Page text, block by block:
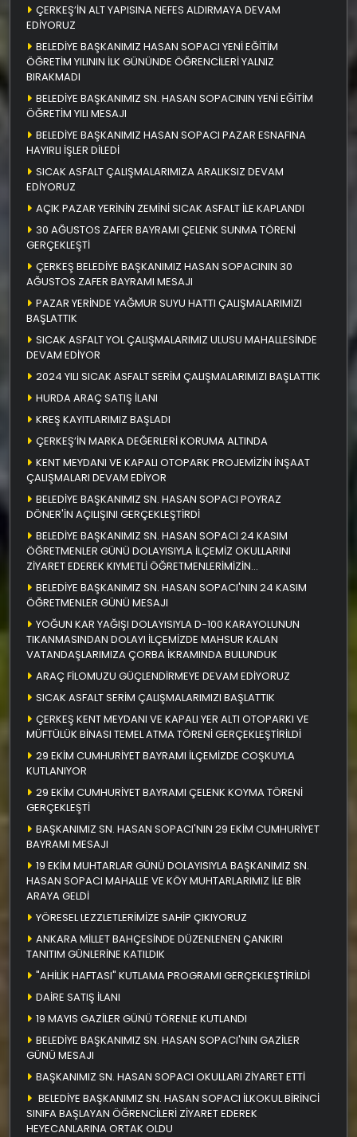
ÇERKEŞ’İN ALT YAPISINA NEFES ALDIRMAYA DEVAM
EDİYORUZ
BELEDİYE BAŞKANIMIZ HASAN SOPACI YENİ EĞİTİM
ÖĞRETİM YILININ İLK GÜNÜNDE ÖĞRENCİLERİ YALNIZ
BIRAKMADI
BELEDİYE BAŞKANIMIZ SN. HASAN SOPACININ YENİ EĞİTİM
ÖĞRETİM YILI MESAJI
BELEDİYE BAŞKANIMIZ HASAN SOPACI PAZAR ESNAFINA
HAYIRLI İŞLER DİLEDİ
SICAK ASFALT ÇALIŞMALARIMIZA ARALIKSIZ DEVAM
EDİYORUZ
AÇIK PAZAR YERİNİN ZEMİNİ SICAK ASFALT İLE KAPLANDI
30 AĞUSTOS ZAFER BAYRAMI ÇELENK SUNMA TÖRENİ
GERÇEKLEŞTİ
ÇERKEŞ BELEDİYE BAŞKANIMIZ HASAN SOPACININ 30
AĞUSTOS ZAFER BAYRAMI MESAJI
PAZAR YERİNDE YAĞMUR SUYU HATTI ÇALIŞMALARIMIZI
BAŞLATTIK
SICAK ASFALT YOL ÇALIŞMALARIMIZ ULUSU MAHALLESİNDE
DEVAM EDİYOR
2024 YILI SICAK ASFALT SERİM ÇALIŞMALARIMIZI BAŞLATTIK
HURDA ARAÇ SATIŞ İLANI
KREŞ KAYITLARIMIZ BAŞLADI
ÇERKEŞ’İN MARKA DEĞERLERİ KORUMA ALTINDA
KENT MEYDANI VE KAPALI OTOPARK PROJEMİZİN İNŞAAT
ÇALIŞMALARI DEVAM EDİYOR
BELEDİYE BAŞKANIMIZ SN. HASAN SOPACI POYRAZ
DÖNER'İN AÇILIŞINI GERÇEKLEŞTİRDİ
BELEDİYE BAŞKANIMIZ SN. HASAN SOPACI 24 KASIM
ÖĞRETMENLER GÜNÜ DOLAYISIYLA İLÇEMİZ OKULLARINI
ZİYARET EDEREK KIYMETLİ ÖĞRETMENLERİMİZİN
ÖĞRETMENLER GÜNÜNÜ KUTLADI
BELEDİYE BAŞKANIMIZ SN. HASAN SOPACI'NIN 24 KASIM
ÖĞRETMENLER GÜNÜ MESAJI
YOĞUN KAR YAĞIŞI DOLAYISIYLA D-100 KARAYOLUNUN
TIKANMASINDAN DOLAYI İLÇEMİZDE MAHSUR KALAN
VATANDAŞLARIMIZA ÇORBA İKRAMINDA BULUNDUK
ARAÇ FİLOMUZU GÜÇLENDİRMEYE DEVAM EDİYORUZ
SICAK ASFALT SERİM ÇALIŞMALARIMIZI BAŞLATTIK
ÇERKEŞ KENT MEYDANI VE KAPALI YER ALTI OTOPARKI VE
MÜFTÜLÜK BİNASI TEMEL ATMA TÖRENİ GERÇEKLEŞTİRİLDİ
29 EKİM CUMHURİYET BAYRAMI İLÇEMİZDE COŞKUYLA
KUTLANIYOR
29 EKİM CUMHURİYET BAYRAMI ÇELENK KOYMA TÖRENİ
GERÇEKLEŞTİ
BAŞKANIMIZ SN. HASAN SOPACI'NIN 29 EKİM CUMHURİYET
BAYRAMI MESAJI
19 EKİM MUHTARLAR GÜNÜ DOLAYISIYLA BAŞKANIMIZ SN.
HASAN SOPACI MAHALLE VE KÖY MUHTARLARIMIZ İLE BİR
ARAYA GELDİ
YÖRESEL LEZZLETLERİMİZE SAHİP ÇIKIYORUZ
ANKARA MİLLET BAHÇESİNDE DÜZENLENEN ÇANKIRI
TANITIM GÜNLERİNE KATILDIK
"AHİLİK HAFTASI" KUTLAMA PROGRAMI GERÇEKLEŞTİRİLDİ
DAİRE SATIŞ İLANI
19 MAYIS GAZİLER GÜNÜ TÖRENLE KUTLANDI
BELEDİYE BAŞKANIMIZ SN. HASAN SOPACI'NIN GAZİLER
GÜNÜ MESAJI
BAŞKANIMIZ SN. HASAN SOPACI OKULLARI ZİYARET ETTİ
BELEDİYE BAŞKANIMIZ SN. HASAN SOPACI İLKOKUL BİRİNCİ
SINIFA BAŞLAYAN ÖĞRENCİLERİ ZİYARET EDEREK
HEYECANLARINA ORTAK OLDU